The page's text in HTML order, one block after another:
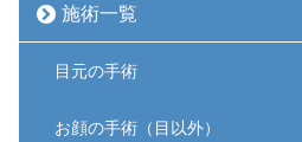
施術一覧
目元の手術
お顔の手術（目以外）